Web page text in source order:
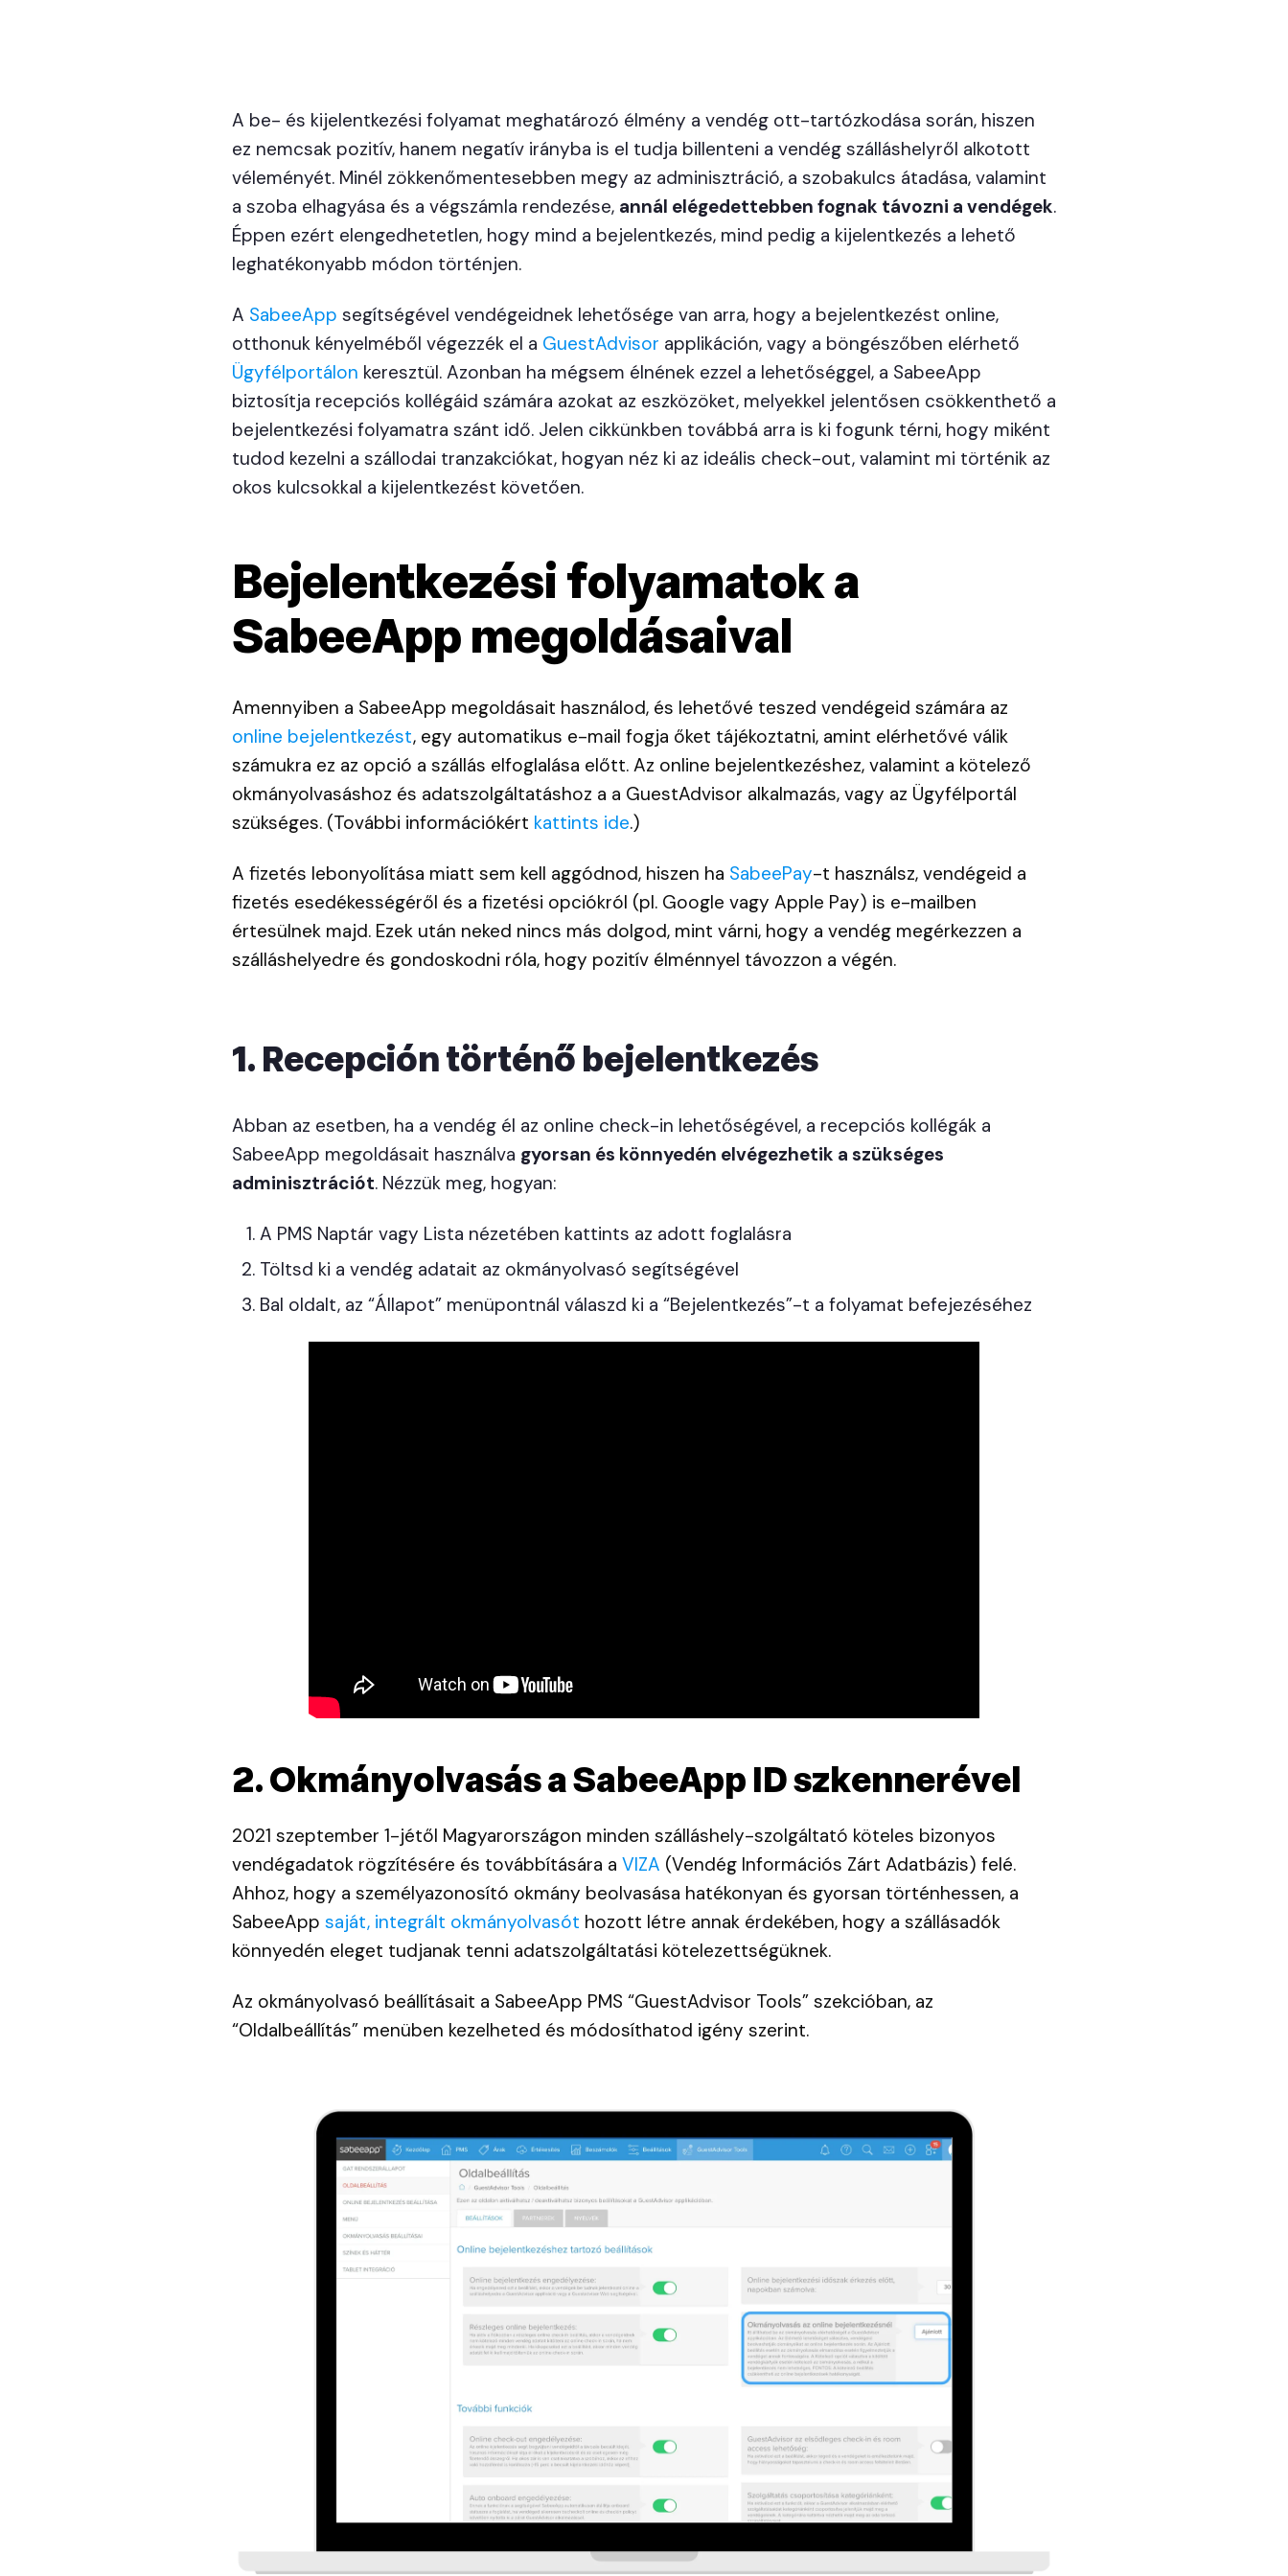
A be- és kijelentkezési folyamat meghatározó élmény a vendég ott-tartózkodása során, hiszen
ez nemcsak pozitív, hanem negatív irányba is el tudja billenteni a vendég szálláshelyről alkotott
véleményét. Minél zökkenőmentesebben megy az adminisztráció, a szobakulcs átadása, valamint
a szoba elhagyása és a végszámla rendezése, annál elégedettebben fognak távozni a vendégek.
Éppen ezért elengedhetetlen, hogy mind a bejelentkezés, mind pedig a kijelentkezés a lehető
leghatékonyabb módon történjen.
A SabeeApp segítségével vendégeidnek lehetősége van arra, hogy a bejelentkezést online,
otthonuk kényelméből végezzék el a GuestAdvisor applikáción, vagy a böngészőben elérhető
Ügyfélportálon keresztül. Azonban ha mégsem élnének ezzel a lehetőséggel, a SabeeApp
biztosítja recepciós kollégáid számára azokat az eszközöket, melyekkel jelentősen csökkenthető a
bejelentkezési folyamatra szánt idő. Jelen cikkünkben továbbá arra is ki fogunk térni, hogy miként
tudod kezelni a szállodai tranzakciókat, hogyan néz ki az ideális check-out, valamint mi történik az
okos kulcsokkal a kijelentkezést követően.
Bejelentkezési folyamatok a
SabeeApp megoldásaival
Amennyiben a SabeeApp megoldásait használod, és lehetővé teszed vendégeid számára az
online bejelentkezést, egy automatikus e-mail fogja őket tájékoztatni, amint elérhetővé válik
számukra ez az opció a szállás elfoglalása előtt. Az online bejelentkezéshez, valamint a kötelező
okmányolvasáshoz és adatszolgáltatáshoz a a GuestAdvisor alkalmazás, vagy az Ügyfélportál
szükséges. (További információkért kattints ide.)
A fizetés lebonyolítása miatt sem kell aggódnod, hiszen ha SabeePay-t használsz, vendégeid a
fizetés esedékességéről és a fizetési opciókról (pl. Google vagy Apple Pay) is e-mailben
értesülnek majd. Ezek után neked nincs más dolgod, mint várni, hogy a vendég megérkezzen a
szálláshelyedre és gondoskodni róla, hogy pozitív élménnyel távozzon a végén.
1. Recepción történő bejelentkezés
Abban az esetben, ha a vendég él az online check-in lehetőségével, a recepciós kollégák a
SabeeApp megoldásait használva gyorsan és könnyedén elvégezhetik a szükséges
adminisztrációt. Nézzük meg, hogyan:
A PMS Naptár vagy Lista nézetében kattints az adott foglalásra
Töltsd ki a vendég adatait az okmányolvasó segítségével
Bal oldalt, az “Állapot” menüpontnál válaszd ki a “Bejelentkezés”-t a folyamat befejezéséhez
2. Okmányolvasás a SabeeApp ID szkennerével
2021 szeptember 1-jétől Magyarországon minden szálláshely-szolgáltató köteles bizonyos
vendégadatok rögzítésére és továbbítására a VIZA (Vendég Információs Zárt Adatbázis) felé.
Ahhoz, hogy a személyazonosító okmány beolvasása hatékonyan és gyorsan történhessen, a
SabeeApp saját, integrált okmányolvasót hozott létre annak érdekében, hogy a szállásadók
könnyedén eleget tudjanak tenni adatszolgáltatási kötelezettségüknek.
Az okmányolvasó beállításait a SabeeApp PMS “GuestAdvisor Tools” szekcióban, az
“Oldalbeállítás” menüben kezelheted és módosíthatod igény szerint.